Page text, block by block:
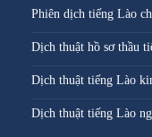
Phiên dịch tiếng Lào
Dịch thuật hồ sơ thầu
Dịch thuật tiếng Lào
Dịch thuật tiếng Lào